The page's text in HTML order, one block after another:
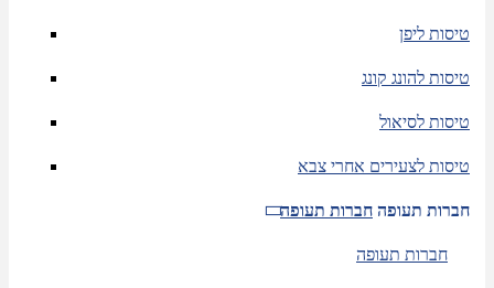
טיסות ליפן
טיסות להונג קונג
טיסות לסיאול
טיסות לצעירים אחרי צבא
חברות תעופה חברות תעופה
חברות תעופה